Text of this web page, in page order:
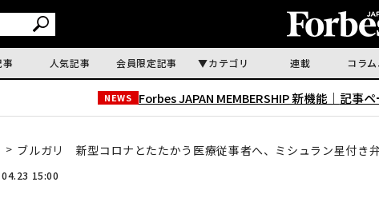
事 人気記事 会員限定記事 カテゴリ 連載 コラ
NEWS Forbes JAPAN MEMBERSHIP 新機能｜ 記事
ブルガリ 新型コロナとたたかう医療従事者へ、ミシュラン星付き
15:00